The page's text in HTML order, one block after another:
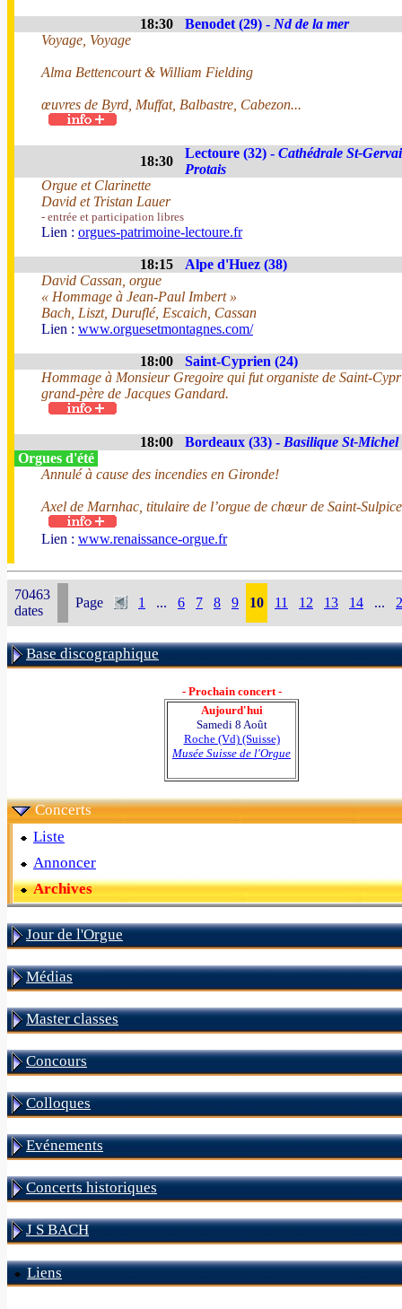
18:30 Benodet (29) - Nd de la mer
Voyage, Voyage
Alma Bettencourt & William Fielding
œuvres de Byrd, Muffat, Balbastre, Cabezon...
18:30
Lectoure (32) - Cathédrale St-
Protais
Orgue et Clarinette
David et Tristan Lauer
- entrée et participation libres
Lien : orgues-patrimoine-lectoure.fr
18:15
Alpe d'Huez (38)
David Cassan, orgue
« Hommage à Jean-Paul Imbert »
Bach, Liszt, Duruflé, Escaich, Cassan
Lien : www.orguesetmontagnes.com/
18:00
Saint-Cyprien (24)
Hommage à Monsieur Gregoire qui fut organiste de Saint-
grand-père de Jacques Gandard.
18:00 Bordeaux (33) - Basilique St-Michel
Orgues d'été
Annulé à cause des incendies en Gironde!
Axel de Marnhac, titulaire de l’orgue de chœur de Saint-
Lien : www.renaissance-orgue.fr
70463
dates
Page 1 ... 6 7 8 9 10 11 12 13 14 ...
Base discographique
- Prochain concert -
Aujourd'hui
Samedi 8 Août
Roche (Vd) (Suisse)
Musée Suisse de l'Orgue
Concerts
Liste
Annoncer
Archives
Jour de l'Orgue
Médias
Master classes
Concours
Colloques
Evénements
Concerts historiques
J S BACH
Liens